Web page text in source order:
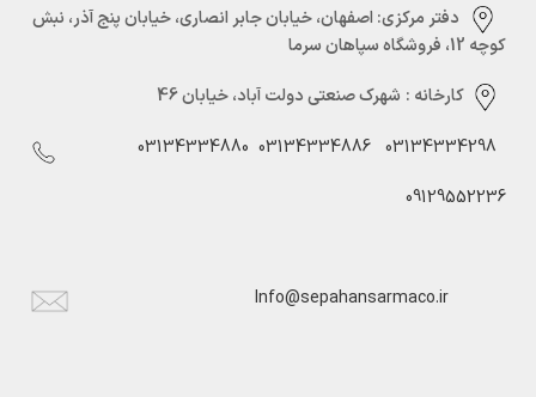
دفتر مرکزی:‌ اصفهان، خیابان جابر انصاری، خیابان پنج آذر، نبش
کوچه 12، فروشگاه سپاهان سرما
کارخانه : شهرک صنعتی دولت آباد، خیابان 46
03134334298
03134334886
03134334880
09129552236
Info@sepahansarmaco.ir